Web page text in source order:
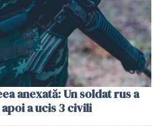
anexată: Un soldat rus a
a ucis 3 civili